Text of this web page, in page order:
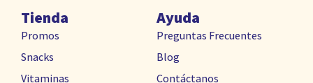
Tienda
Promos
Snacks
Vitaminas
Ayuda
Preguntas Frecuentes
Blog
Contáctanos